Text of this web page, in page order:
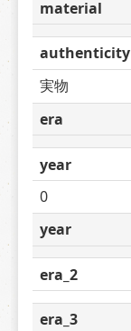
material
authenticity
実物
era
year
0
year
era_2
era_3